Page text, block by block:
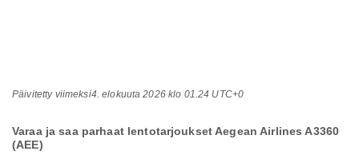
Päivitetty viimeksi4. elokuuta 2026 klo 01.24 UTC+0
Varaa ja saa parhaat lentotarjoukset Aegean Airlines A3360
(AEE)